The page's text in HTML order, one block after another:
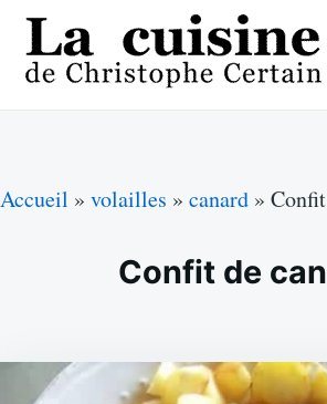
Skip
content
Search
for:
Accueil » volailles » canard »
Confit de